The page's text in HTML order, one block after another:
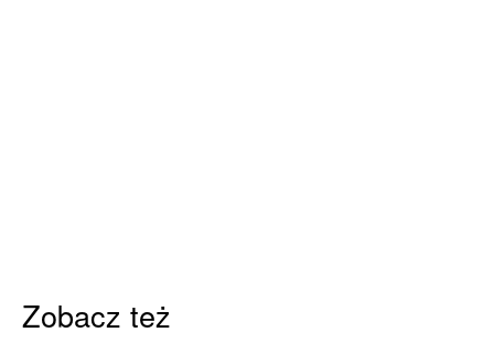
Zobacz też